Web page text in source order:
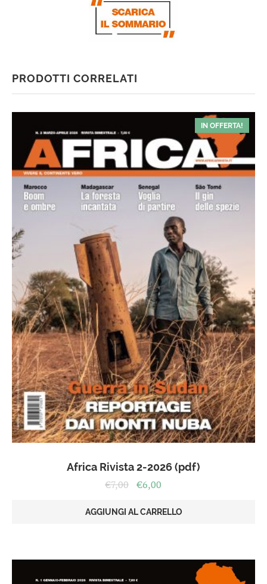
PRODOTTI CORRELATI
IN OFFERTA!
Africa Rivista 2-2026 (pdf)
€7,00 Il
originale
€6,00
attuale
AGGIUNGI AL CARRELLO